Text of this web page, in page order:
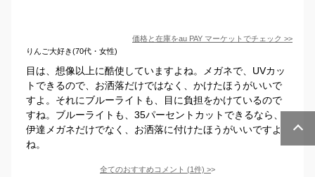
価格と在庫をau PAY マーケット でチェック >>
りんご大好き(70代・女性)
目は、想像以上に酷使していますよね。メガネで、UVカッ
トできるので、お洒落だけではなく、かけたほうがいいで
すよ。それにブルーライトも、目に負担をかけているので
すね。ブルーライトも、35パーセントカットできるなら、
伊達メガネだけでなく、お洒落に付けたほうがいいですよ
ね。
全てのおすすめコメント (1件) >